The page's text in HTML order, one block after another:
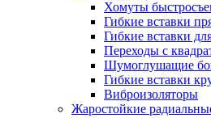
Хомуты
Гибкие вставки
Гибкие вставки
Переходы с
Шумоглушащие
Гибкие вставки
Виброизоляторы
Жаростойкие